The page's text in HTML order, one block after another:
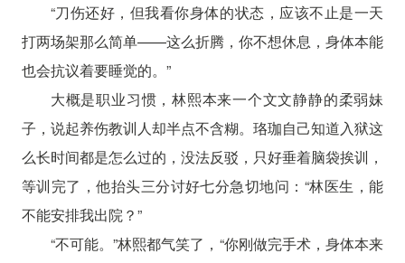
“刀伤还好，但我看你身体的状态，应该不止是一天
打两场架那么简单——这么折腾，你不想休息，身体本能
也会抗议着要睡觉的。”
大概是职业习惯，林熙本来一个文文静静的柔弱妹
子，说起养伤教训人却半点不含糊。珞珈自己知道入狱这
么长时间都是怎么过的，没法反驳，只好垂着脑袋挨训，
等训完了，他抬头三分讨好七分急切地问：“林医生，能
不能安排我出院？”
“不可能。”林熙都气笑了，“你刚做完手术，身体本来